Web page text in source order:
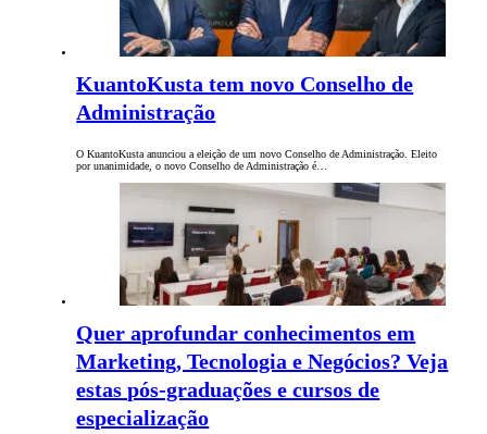
KuantoKusta tem novo Conselho de
Administração
O KuantoKusta anunciou a eleição de um novo Conselho de Administração. Eleito
por unanimidade, o novo Conselho de Administração é…
Quer aprofundar conhecimentos em
Marketing, Tecnologia e Negócios? Veja
estas pós-graduações e cursos de
especialização